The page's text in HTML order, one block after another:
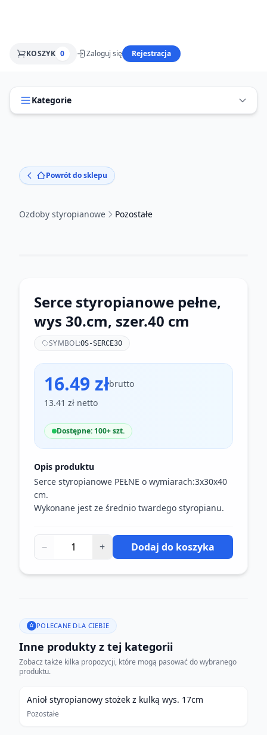
KOSZYK 0 Zaloguj się Rejestracja
Kategorie
Powrót do sklepu
Ozdoby styropianowe Pozostałe
Serce styropianowe pełne,
wys 30.cm, szer.40 cm
SYMBOL:OS-SERCE30
16.49 złbrutto
13.41 zł netto
Dostępne: 100+ szt.
Opis produktu
Serce styropianowe PEŁNE o wymiarach:3x30x40
cm.
Wykonane jest ze średnio twardego styropianu.
− + Dodaj do koszyka
POLECANE DLA CIEBIE
Inne produkty z tej kategorii
Zobacz także kilka propozycji, które mogą pasować do wybranego
produktu.
Anioł styropianowy stożek z kulką wys. 17cm
Pozostałe